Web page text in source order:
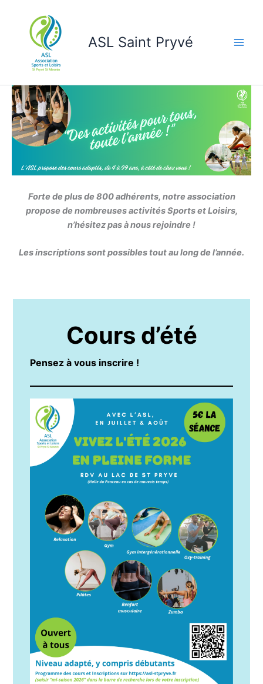
contenu
ASL Saint Pryvé
Forte de plus de 800 adhérents, notre association
propose de nombreuses activités Sports et Loisirs,
n’hésitez pas à nous rejoindre !
Les inscriptions sont possibles tout au long de l’année.
Cours d’été
Pensez à vous inscrire !